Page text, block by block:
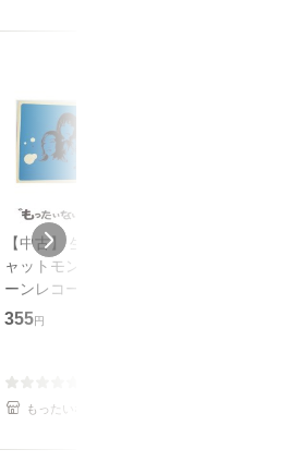
【中古】 生命力 / チ
ャットモンチー / キュ
ーンレコード [CD]
【メール便送料無料】
355円
もったいない本舗